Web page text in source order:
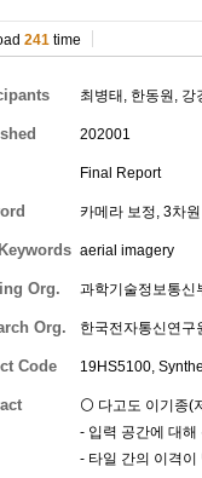
241 time
최병태 , 한동원 , 강
202001
Final Report
카메라 보정, 3차
aerial imagery
Org. 과학기술정보통신
Org. 한국전자통신연구
Code 19HS5100,
⚪ 다고도 이기종(
- 입력 공간에 대
- 타일 간의 이격